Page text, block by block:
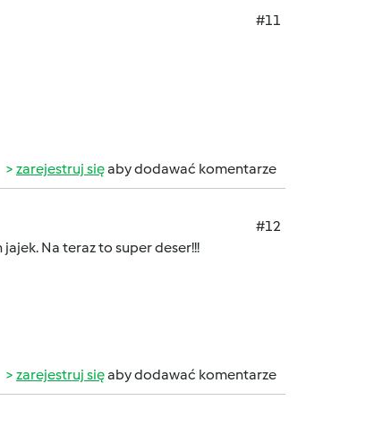
#11
zarejestruj sięaby dodawać komentarze
#12
Na teraz to super deser!!!
zarejestruj sięaby dodawać komentarze